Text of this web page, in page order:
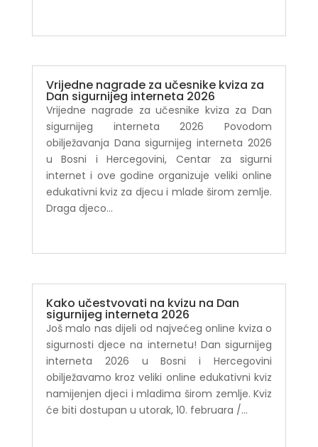
Vrijedne nagrade za učesnike kviza za
Dan sigurnijeg interneta 2026
Vrijedne nagrade za učesnike kviza za Dan
sigurnijeg interneta 2026 Povodom
obilježavanja Dana sigurnijeg interneta 2026
u Bosni i Hercegovini, Centar za sigurni
internet i ove godine organizuje veliki online
edukativni kviz za djecu i mlade širom zemlje.
Draga djeco...
Kako učestvovati na kvizu na Dan
sigurnijeg interneta 2026
Još malo nas dijeli od najvećeg online kviza o
sigurnosti djece na internetu! Dan sigurnijeg
interneta 2026 u Bosni i Hercegovini
obilježavamo kroz veliki online edukativni kviz
namijenjen djeci i mladima širom zemlje. Kviz
će biti dostupan u utorak, 10. februara /...